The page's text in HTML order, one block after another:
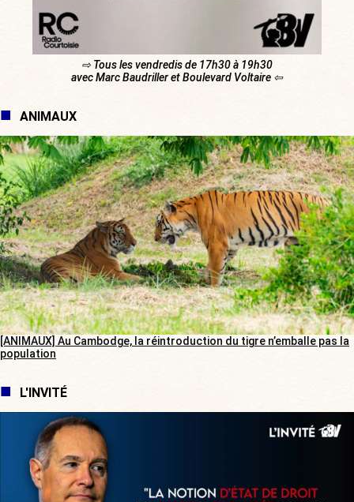
⇨ Tous les vendredis de 17h30 à 19h30
avec Marc Baudriller et Boulevard Voltaire ⇦
ANIMAUX
[ANIMAUX] Au Cambodge, la réintroduction du tigre n’emballe pas la
population
L'INVITÉ